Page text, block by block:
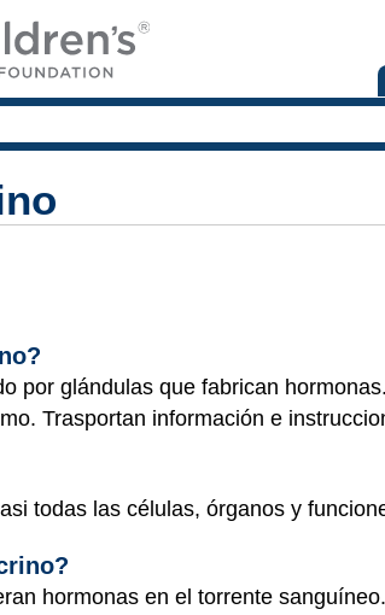
por glándulas que fabrican
Trasportan información e
todas las células, órganos y
hormonas en el torrente